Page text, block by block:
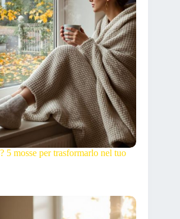
5 mosse per trasformarlo nel tuo